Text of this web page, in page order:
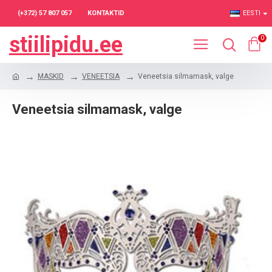
(+372) 57 807 057 KONTAKTID EESTI
stiilipidu.ee 0
MASKID VENEETSIA Veneetsia silmamask, valge
Veneetsia silmamask, valge